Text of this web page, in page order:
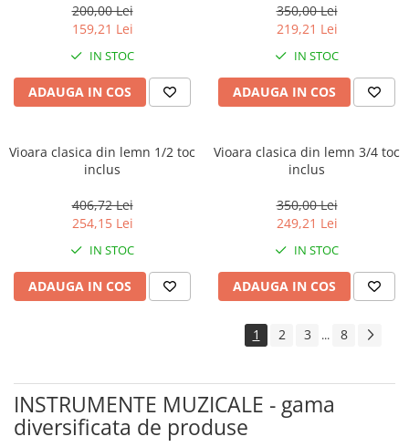
200,00 Lei
159,21 Lei
IN STOC
ADAUGA IN COS
350,00 Lei
219,21 Lei
IN STOC
ADAUGA IN COS
Vioara clasica din lemn 1/2 toc
inclus
406,72 Lei
254,15 Lei
IN STOC
ADAUGA IN COS
Vioara clasica din lemn 3/4 toc
inclus
350,00 Lei
249,21 Lei
IN STOC
ADAUGA IN COS
1 2 3 ... 8
INSTRUMENTE MUZICALE - gama
diversificata de produse